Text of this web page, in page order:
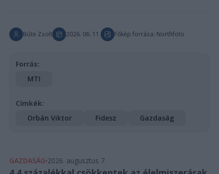
Bűte Zsolt 2026. 06. 11. Főkép forrása: Northfoto
Forrás:
MTI
Címkék:
Orbán Viktor
Fidesz Gazdaság
GAZDASÁG 2026. augusztus 7.